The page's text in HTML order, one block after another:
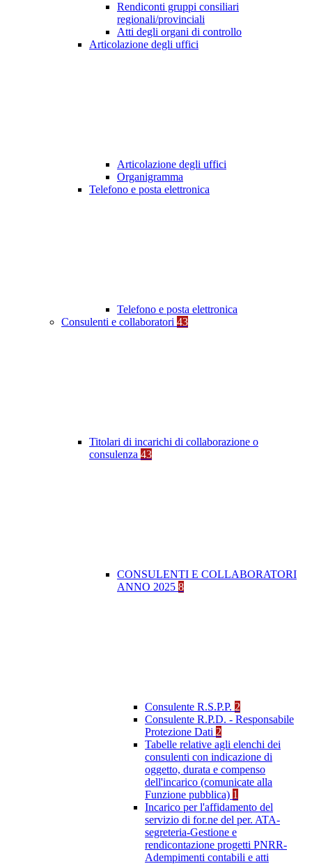
Rendiconti gruppi consiliari
regionali/provinciali
Atti degli organi di controllo
Articolazione degli uffici
Articolazione degli uffici
Organigramma
Telefono e posta elettronica
Telefono e posta elettronica
Consulenti e collaboratori 43
Titolari di incarichi di collaborazione o
consulenza 43
CONSULENTI E COLLABORATORI
ANNO 2025 8
Consulente R.S.P.P. 2
Consulente R.P.D. - Responsabile
Protezione Dati 2
Tabelle relative agli elenchi dei
consulenti con indicazione di
oggetto, durata e compenso
dell'incarico (comunicate alla
Funzione pubblica) 1
Incarico per l'affidamento del
servizio di for.ne del per. ATA-
segreteria-Gestione e
rendicontazione progetti PNRR-
Adempimenti contabili e atti